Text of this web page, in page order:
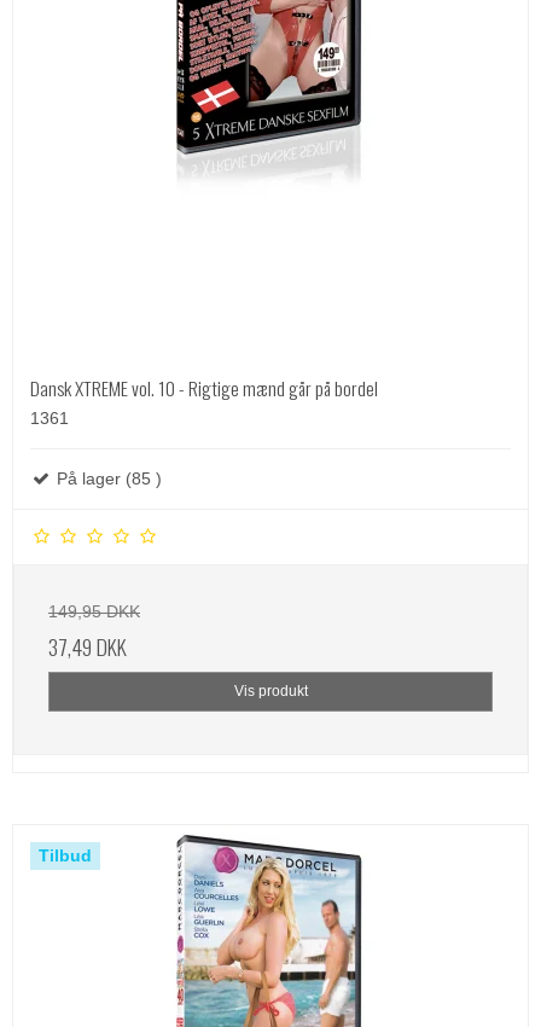
Dansk XTREME vol. 10 - Rigtige mænd går på bordel
1361
På lager (85 )
149,95 DKK
37,49 DKK
Vis produkt
Tilbud